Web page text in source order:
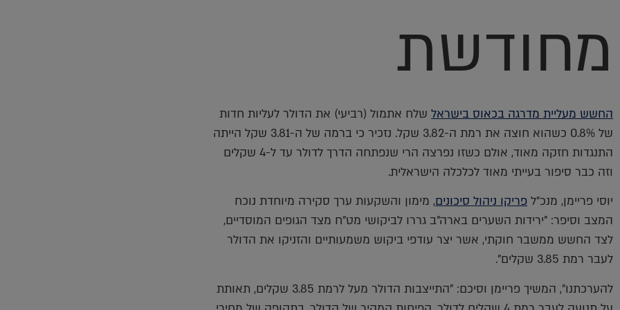
מחודשת
החשש מעליית מדרגה בכאוס בישראל שלח אתמול (רביעי) את הדולר לעליות חדות
של 0.8% כשהוא חוצה את רמת ה-3.82 שקל. נזכיר כי ברמה של ה-3.81 שקל הייתה
התנגדות חזקה מאוד, אולם כשזו נפרצה הרי שנפתחה הדרך לדולר עד ל-4 שקלים
וזה כבר סיפור בעייתי מאוד לכלכלה הישראלית.
יוסי פריימן, מנכ"ל פריקו ניהול סיכונים, מימון והשקעות ערך סקירה מיוחדת נוכח
המצב וסיפר: "ירידות השערים בארה"ב גררו לביקושי מט"ח מצד הגופים המוסדיים,
לצד החשש ממשבר חוקתי, אשר יצר עודפי ביקוש משמעותיים והזניקו את הדולר
לעבר רמת 3.85 שקלים".
להערכתנו", המשיך פריימן וסיכם: "התייצבות הדולר מעל לרמת 3.85 שקלים, תאותת